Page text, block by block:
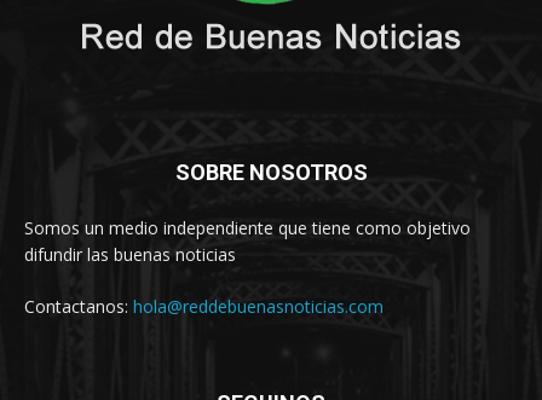
SOBRE NOSOTROS
Somos un medio independiente que tiene como objetivo
difundir las buenas noticias
Contactanos: hola@reddebuenasnoticias.com